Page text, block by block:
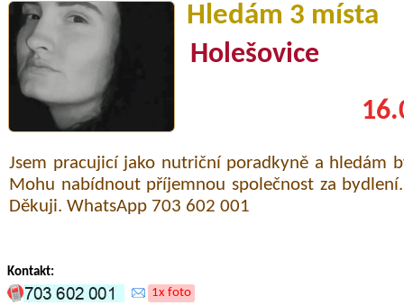
Hledám 3 místa
Holešovice
Jsem pracujicí jako nutriční poradkyně a hledám
Mohu nabídnout příjemnou společnost za
Děkuji. WhatsApp 703 602 001
Kontakt:
1x foto